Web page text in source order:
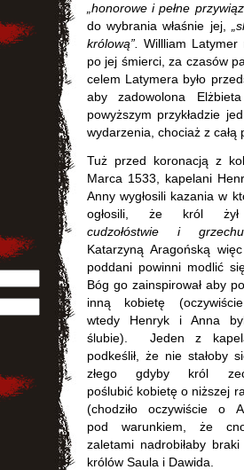
„honorowe i pełne
do wybrania właśnie jej,
królową”.
Willliam Latymer
po jej śmierci, za czasów
celem Latymera było
aby zadowolona
powyższym przykładzie
wydarzenia, chociaż z całą
Tuż przed koronacją z
Marca 1533, kapelani
Anny wygłosili kazania w
ogłosili, że król
cudzołóstwie i
Katarzyną Aragońską
poddani powinni modlić
Bóg go zainspirował aby
inną kobietę
wtedy Henryk i Anna
ślubie). Jeden z
podkeślił, że nie stałoby
złego gdyby król
poślubić kobietę o niższej
(chodziło oczywiście o
pod warunkiem, że
zaletami nadrobiłaby
królów Saula i Dawida.